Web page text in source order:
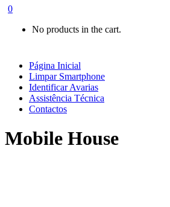
0
No products in the cart.
Página Inicial
Limpar Smartphone
Identificar Avarias
Assistência Técnica
Contactos
Mobile House